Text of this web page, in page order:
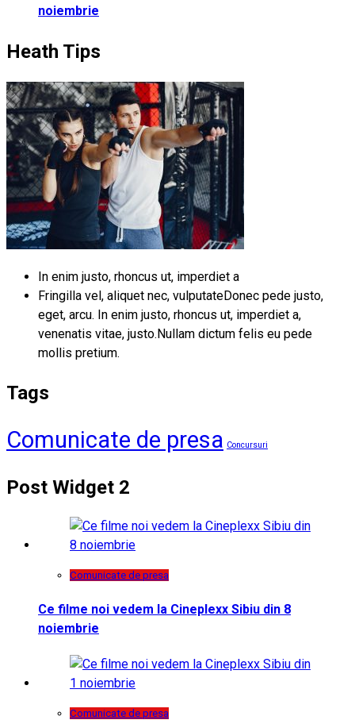
noiembrie
Heath Tips
In enim justo, rhoncus ut, imperdiet a
Fringilla vel, aliquet nec, vulputateDonec pede justo,
eget, arcu. In enim justo, rhoncus ut, imperdiet a,
venenatis vitae, justo.Nullam dictum felis eu pede
mollis pretium.
Tags
Comunicate de presa Concursuri
Post Widget 2
Comunicate de presa
Ce filme noi vedem la Cineplexx Sibiu din 8
noiembrie
Comunicate de presa